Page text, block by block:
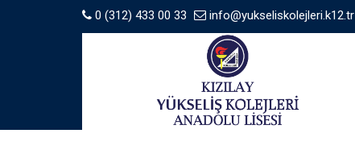
0 (312) 433 00 33 info@yukseliskolejleri.k12.tr